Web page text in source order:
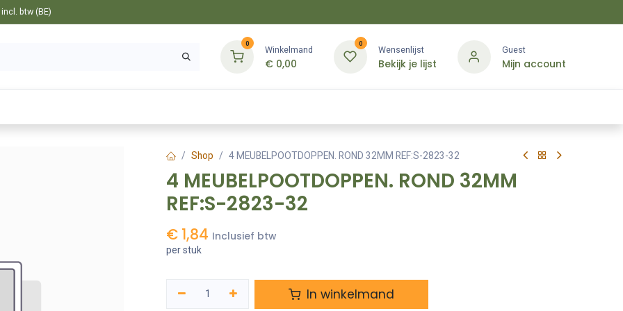
btw (BE)
0
Winkelmand
€ 0,00
0
Wensenlijst
Bekijk je lijst
Guest
Mijn account
Shop 4 MEUBELPOOTDOPPEN. ROND 32MM REF:S-2823-32
4 MEUBELPOOTDOPPEN. ROND 32MM
REF:S-2823-32
€ 1,84 Inclusief btw
per stuk
In winkelmand